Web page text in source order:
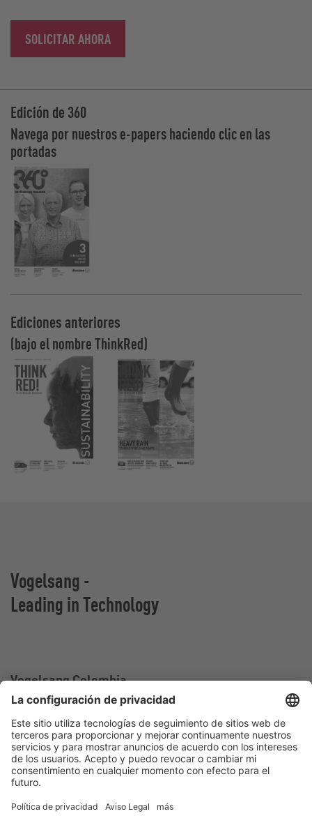
SOLICITAR AHORA
Edición de 360
Navega por nuestros e-papers haciendo clic en las
portadas
Ediciones anteriores
(bajo el nombre ThinkRed)
Vogelsang -
Leading in Technology
Vogelsang Colombia
Oficina de ventas en Colombia
Calle 2 sur#
25-217 Medellín
Colombia